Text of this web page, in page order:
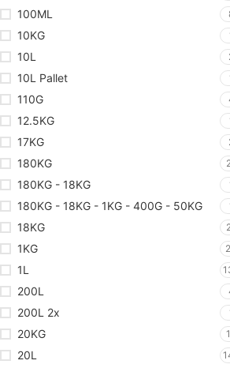
100ML
10KG
10L
10L Pallet
110G
12.5KG
17KG
180KG
180KG - 18KG
180KG - 18KG - 1KG - 400G - 50KG
18KG
1KG
1L
200L
200L 2x
20KG
20L